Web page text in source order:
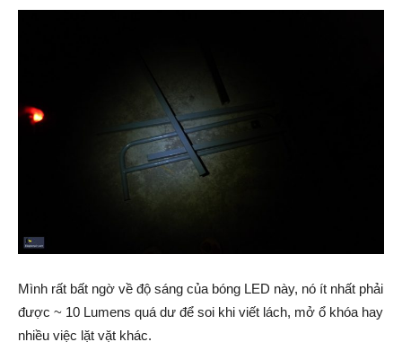
Mình rất bất ngờ về độ sáng của bóng LED này, nó ít nhất phải
được ~ 10 Lumens quá dư để soi khi viết lách, mở ổ khóa hay
nhiều việc lặt vặt khác.